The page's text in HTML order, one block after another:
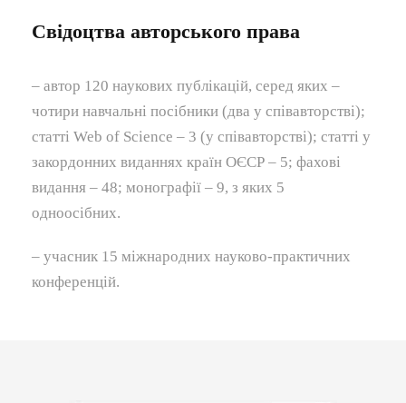
Свідоцтва авторського права
– автор 120 наукових публікацій, серед яких –
чотири навчальні посібники (два у співавторстві);
статті Web of Science – 3 (у співавторстві); статті у
закордонних виданнях країн ОЄСР – 5; фахові
видання – 48; монографії – 9, з яких 5
одноосібних.
– учасник 15 міжнародних науково-практичних
конференцій.